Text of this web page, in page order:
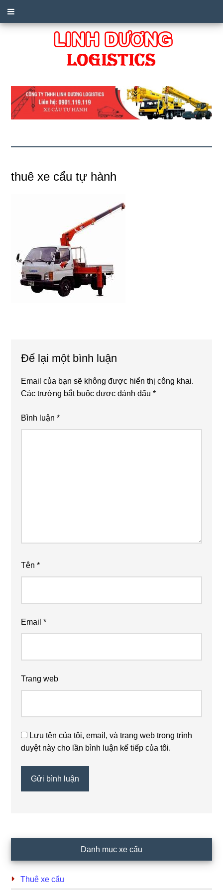
thuê xe cẩu tự hành
Interactions
Để lại một bình luận
Email của bạn sẽ không được hiển thị công khai.
Các trường bắt buộc được đánh dấu*
Bình luận*
Tên*
Email*
Trang web
Lưu tên của tôi, email, và trang web trong trình
duyệt này cho lần bình luận kế tiếp của tôi.
Sidebar
Danh mục xe cẩu
Thuê xe cẩu